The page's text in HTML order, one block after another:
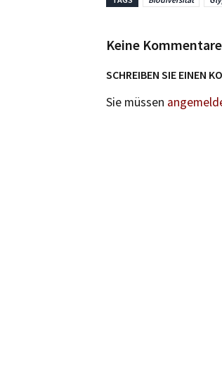
Keine
SCHREIBEN SIE EINEN
Sie müssen